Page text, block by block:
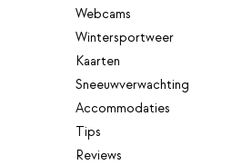
Webcams
Wintersportweer
Kaarten
Sneeuwverwachting
Accommodaties
Tips
Reviews